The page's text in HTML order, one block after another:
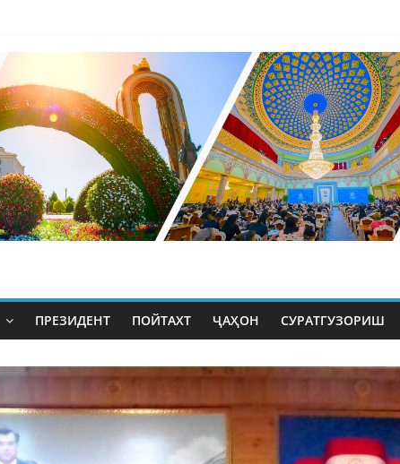
ПРЕЗИДЕНТ ПОЙТАХТ ҶАҲОН СУРАТГУЗОРИШ